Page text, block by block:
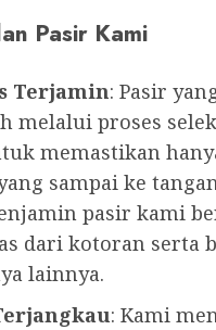
Pasir Kami
Terjamin: Pasir
melalui proses
memastikan
sampai ke
pasir kami
dari kotoran serta
lainnya.
: Kami